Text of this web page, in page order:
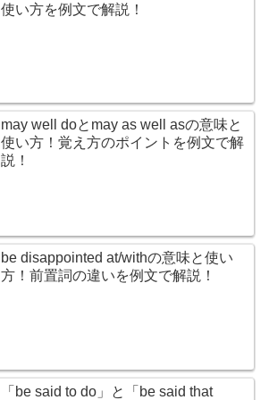
使い方を例文で解説！
may well doとmay as well asの意味と
使い方！覚え方のポイントを例文で解
説！
be disappointed at/withの意味と使い
方！前置詞の違いを例文で解説！
「be said to do」と「be said that